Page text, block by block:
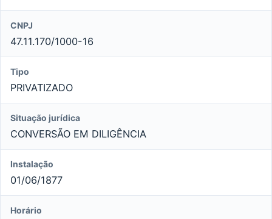
CNPJ
47.11.170/1000-16
Tipo
PRIVATIZADO
Situação jurídica
CONVERSÃO EM DILIGÊNCIA
Instalação
01/06/1877
Horário